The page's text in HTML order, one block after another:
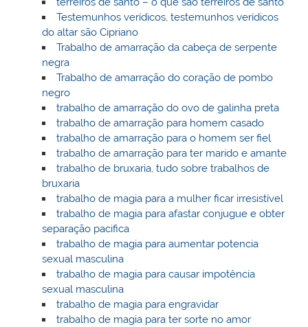
Testemunhos verídicos, testemunhos verídicos
do altar são Cipriano
Trabalho de amarração da cabeça de serpente
negra
Trabalho de amarração do coração de pombo
negro
trabalho de amarração do ovo de galinha preta
trabalho de amarração para homem casado
trabalho de amarração para o homem ser fiel
trabalho de amarração para ter marido e amante
trabalho de bruxaria, tudo sobre trabalhos de
bruxaria
trabalho de magia para a mulher ficar irresistível
trabalho de magia para afastar conjugue e obter
separação pacifica
trabalho de magia para aumentar potencia
sexual masculina
trabalho de magia para causar impotência
sexual masculina
trabalho de magia para engravidar
trabalho de magia para ter sorte no amor